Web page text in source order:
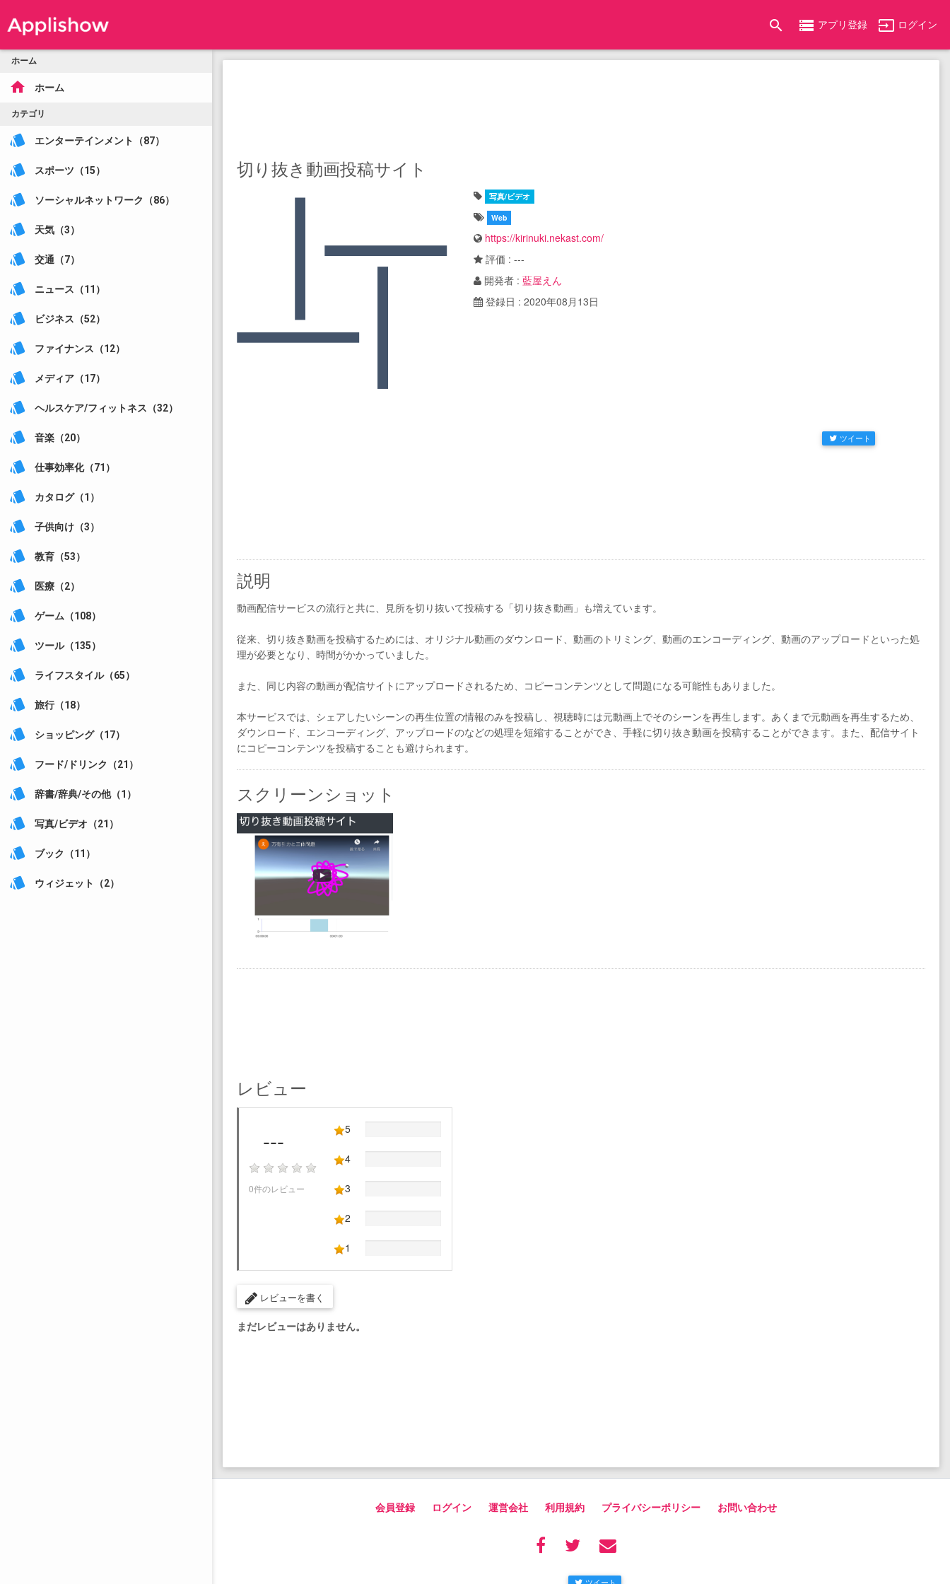
search storage アプリ登録 input ログイン
ホーム
home ホーム
カテゴリ
style エンターテインメント（87）
style スポーツ（15）
style ソーシャルネットワーク（86）
style 天気（3）
style 交通（7）
style ニュース（11）
style ビジネス（52）
style ファイナンス（12）
style メディア（17）
style ヘルスケア/フィットネス（32）
style 音楽（20）
style 仕事効率化（71）
style カタログ（1）
style 子供向け（3）
style 教育（53）
style 医療（2）
style ゲーム（108）
style ツール（135）
style ライフスタイル（65）
style 旅行（18）
style ショッピング（17）
style フード/ドリンク（21）
style 辞書/辞典/その他（1）
style 写真/ビデオ（21）
style ブック（11）
style ウィジェット（2）
切り抜き動画投稿サイト
写真/ビデオ
Web
https://kirinuki.nekast.com/
評価 : ---
開発者 : 藍屋えん
登録日 : 2020年08月13日
ツイート
説明
動画配信サービスの流行と共に、見所を切り抜いて投稿する「切り抜き動画」も増えています。
従来、切り抜き動画を投稿するためには、オリジナル動画のダウンロード、動画のトリミング、動画のエンコーディング、動画のアップロードといった処
理が必要となり、時間がかかっていました。
また、同じ内容の動画が配信サイトにアップロードされるため、コピーコンテンツとして問題になる可能性もありました。
本サービスでは、シェアしたいシーンの再生位置の情報のみを投稿し、視聴時には元動画上でそのシーンを再生します。あくまで元動画を再生するため、
ダウンロード、エンコーディング、アップロードのなどの処理を短縮することができ、手軽に切り抜き動画を投稿することができます。また、配信サイト
にコピーコンテンツを投稿することも避けられます。
スクリーンショット
レビュー
---
0件のレビュー
5
4
3
2
1
レビューを書く
まだレビューはありません。
会員登録 ログイン 運営会社 利用規約 プライバシーポリシー お問い合わせ